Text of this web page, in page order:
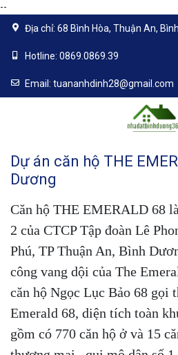
--
Địa chỉ: 68 Bình Hòa, Thuận An,
Hotline: 0869.0869.39
Email: tuananhdinh28@gmail.com
Dự án căn hộ THE
Dương
Căn hộ THE EMERALD 68
2 của CTCP Tập đoàn Lê
Phú, TP Thuận An, Bình
công vang dội của The
căn hộ Ngọc Lục Bảo 68 gọi
Emerald 68, diện tích toàn
gồm có 770 căn hộ ở và 15